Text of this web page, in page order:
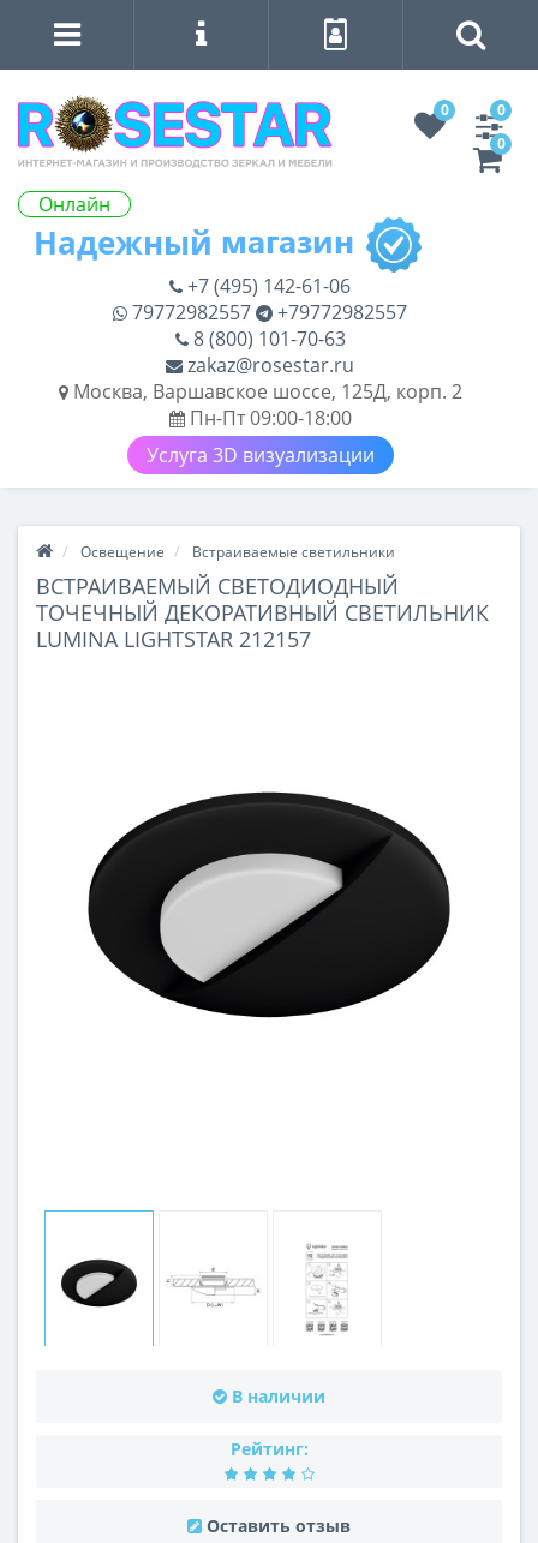
Онлайн
0
0
0
+7 (495) 142-61-06
79772982557
+79772982557
8 (800) 101-70-63
zakaz@rosestar.ru
Москва, Варшавское шоссе, 125Д, корп. 2
Пн-Пт 09:00-18:00
Услуга 3D визуализации
Освещение Встраиваемые светильники
ВСТРАИВАЕМЫЙ СВЕТОДИОДНЫЙ
ТОЧЕЧНЫЙ ДЕКОРАТИВНЫЙ СВЕТИЛЬНИК
LUMINA LIGHTSTAR 212157
В наличии
Рейтинг:
Оставить отзыв